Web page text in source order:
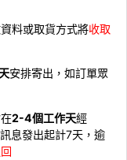
料或取貨方式將收取
安排寄出，如訂單眾
2-4個工作天經
息發出起計7天，逾